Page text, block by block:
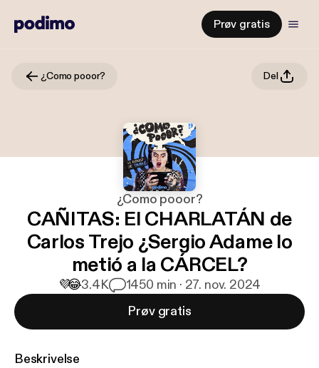
Prøv gratis
¿Como pooor? Del
¿Como pooor?
CAÑITAS: El CHARLATÁN de
Carlos Trejo ¿Sergio Adame lo
metió a la CÁRCEL?
💜😂3.4K 1450 min · 27. nov. 2024
Prøv gratis
Beskrivelse